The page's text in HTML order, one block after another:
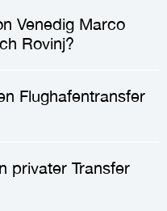
Venedig Marco
Rovinj?
Polo
zu
bieten
Fahrt,
Flughafentransfer
eines
privater Transfer